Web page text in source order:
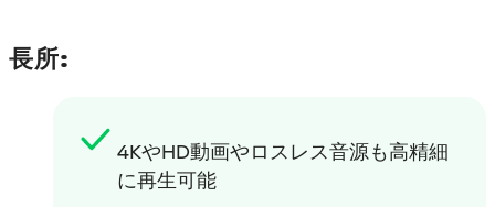
長所:
4KやHD動画やロスレス音源も高精細
に再生可能